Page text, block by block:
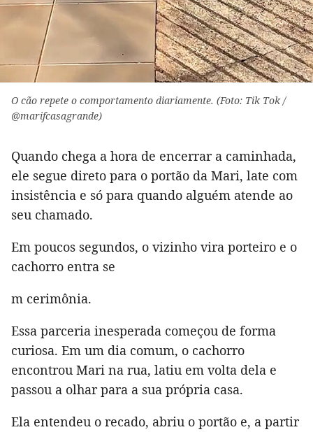
O cão repete o comportamento diariamente. (Foto: Tik Tok /
@marifcasagrande)
Quando chega a hora de encerrar a caminhada,
ele segue direto para o portão da Mari, late com
insistência e só para quando alguém atende ao
seu chamado.
Em poucos segundos, o vizinho vira porteiro e o
cachorro entra se
m cerimônia.
Essa parceria inesperada começou de forma
curiosa. Em um dia comum, o cachorro
encontrou Mari na rua, latiu em volta dela e
passou a olhar para a sua própria casa.
Ela entendeu o recado, abriu o portão e, a partir